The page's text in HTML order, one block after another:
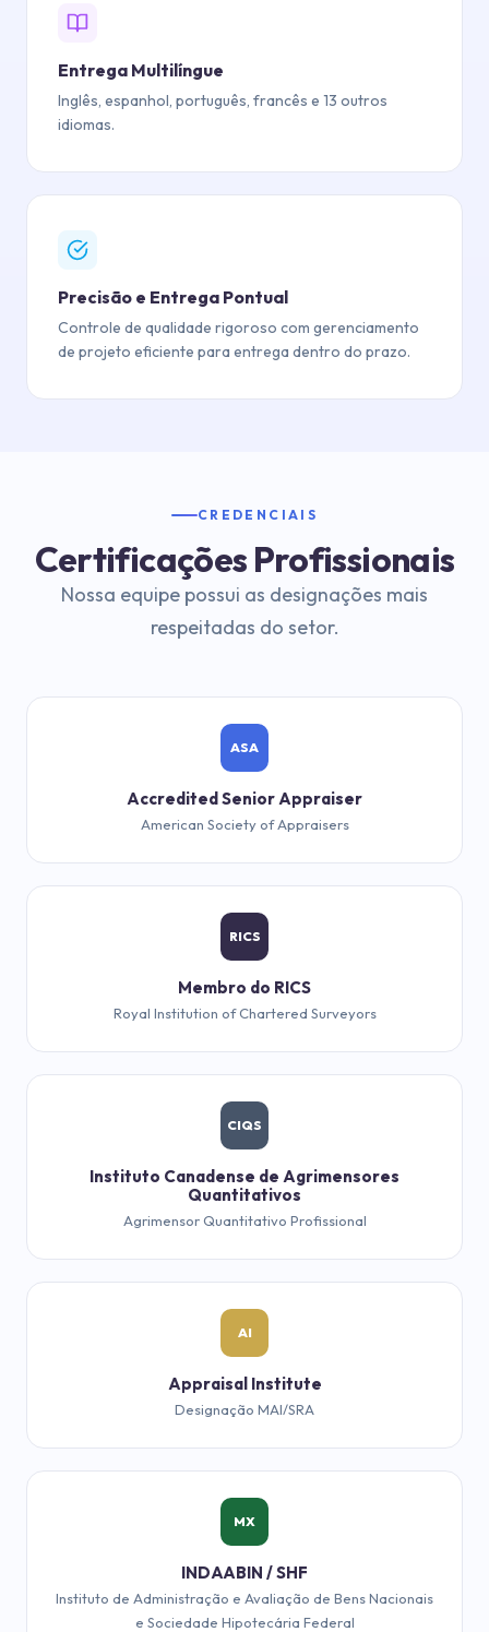
Entrega Multilíngue
Inglês, espanhol, português, francês e 13 outros
idiomas.
Precisão e Entrega Pontual
Controle de qualidade rigoroso com gerenciamento
de projeto eficiente para entrega dentro do prazo.
CREDENCIAIS
Certificações Profissionais
Nossa equipe possui as designações mais
respeitadas do setor.
ASA
Accredited Senior Appraiser
American Society of Appraisers
RICS
Membro do RICS
Royal Institution of Chartered Surveyors
CIQS
Instituto Canadense de Agrimensores
Quantitativos
Agrimensor Quantitativo Profissional
AI
Appraisal Institute
Designação MAI/SRA
MX
INDAABIN / SHF
Instituto de Administração e Avaliação de Bens Nacionais
e Sociedade Hipotecária Federal